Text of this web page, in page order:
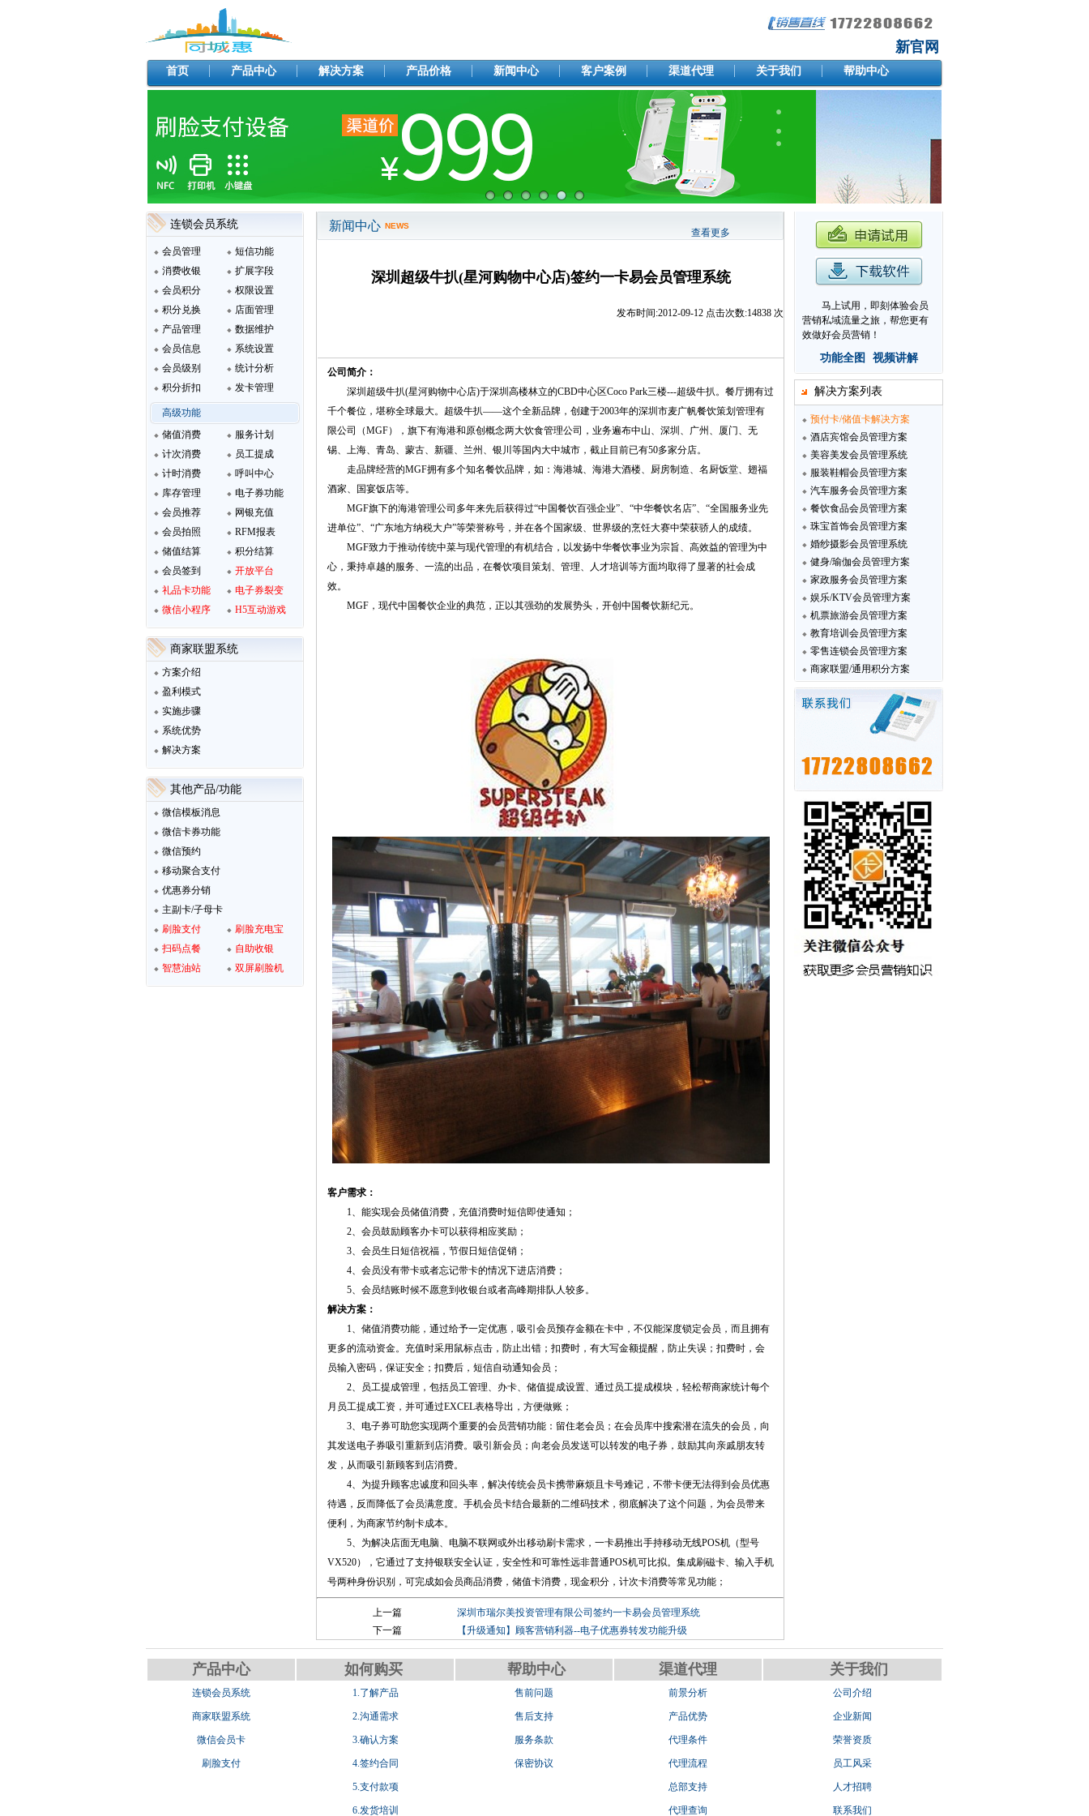
新官网
首页 产品中心 解决方案 产品价格 新闻中心 客户案例 渠道代理 关于我们 帮助中心
连锁会员系统
会员管理
消费收银
会员积分
积分兑换
产品管理
会员信息
会员级别
积分折扣
短信功能
扩展字段
权限设置
店面管理
数据维护
系统设置
统计分析
发卡管理
高级功能
储值消费
计次消费
计时消费
库存管理
会员推荐
会员拍照
储值结算
会员签到
礼品卡功能
微信小程序
服务计划
员工提成
呼叫中心
电子券功能
网银充值
RFM报表
积分结算
开放平台
电子券裂变
H5互动游戏
商家联盟系统
方案介绍
盈利模式
实施步骤
系统优势
解决方案
其他产品/功能
微信模板消息
微信卡券功能
微信预约
移动聚合支付
优惠券分销
主副卡/子母卡
刷脸支付
扫码点餐
智慧油站
刷脸充电宝
自助收银
双屏刷脸机
新闻中心 NEWS
查看更多
深圳超级牛扒(星河购物中心店)签约一卡易会员管理系统
发布时间:2012-09-12 点击次数:14838 次
公司简介：
深圳超级牛扒(星河购物中心店)于深圳高楼林立的CBD中心区Coco Park三楼---超级牛扒。餐厅拥有过
千个餐位，堪称全球最大。超级牛扒——这个全新品牌，创建于2003年的深圳市麦广帆餐饮策划管理有
限公司（MGF），旗下有海港和原创概念两大饮食管理公司，业务遍布中山、深圳、广州、厦门、无
锡、上海、青岛、蒙古、新疆、兰州、银川等国内大中城市，截止目前已有50多家分店。
走品牌经营的MGF拥有多个知名餐饮品牌，如：海港城、海港大酒楼、厨房制造、名厨饭堂、翅福
酒家、国宴饭店等。
MGF旗下的海港管理公司多年来先后获得过“中国餐饮百强企业”、“中华餐饮名店”、“全国服务业先
进单位”、“广东地方纳税大户”等荣誉称号，并在各个国家级、世界级的烹饪大赛中荣获骄人的成绩。
MGF致力于推动传统中菜与现代管理的有机结合，以发扬中华餐饮事业为宗旨、高效益的管理为中
心，秉持卓越的服务、一流的出品，在餐饮项目策划、管理、人才培训等方面均取得了显著的社会成
效。
MGF，现代中国餐饮企业的典范，正以其强劲的发展势头，开创中国餐饮新纪元。
客户需求：
1、能实现会员储值消费，充值消费时短信即使通知；
2、会员鼓励顾客办卡可以获得相应奖励；
3、会员生日短信祝福，节假日短信促销；
4、会员没有带卡或者忘记带卡的情况下进店消费；
5、会员结账时候不愿意到收银台或者高峰期排队人较多。
解决方案：
1、储值消费功能，通过给予一定优惠，吸引会员预存金额在卡中，不仅能深度锁定会员，而且拥有
更多的流动资金。充值时采用鼠标点击，防止出错；扣费时，有大写金额提醒，防止失误；扣费时，会
员输入密码，保证安全；扣费后，短信自动通知会员；
2、员工提成管理，包括员工管理、办卡、储值提成设置、通过员工提成模块，轻松帮商家统计每个
月员工提成工资，并可通过EXCEL表格导出，方便做账；
3、电子券可助您实现两个重要的会员营销功能：留住老会员；在会员库中搜索潜在流失的会员，向
其发送电子券吸引重新到店消费。吸引新会员；向老会员发送可以转发的电子券，鼓励其向亲戚朋友转
发，从而吸引新顾客到店消费。
4、为提升顾客忠诚度和回头率，解决传统会员卡携带麻烦且卡号难记，不带卡便无法得到会员优惠
待遇，反而降低了会员满意度。手机会员卡结合最新的二维码技术，彻底解决了这个问题，为会员带来
便利，为商家节约制卡成本。
5、为解决店面无电脑、电脑不联网或外出移动刷卡需求，一卡易推出手持移动无线POS机（型号
VX520），它通过了支持银联安全认证，安全性和可靠性远非普通POS机可比拟。集成刷磁卡、输入手机
号两种身份识别，可完成如会员商品消费，储值卡消费，现金积分，计次卡消费等常见功能；
上一篇
深圳市瑞尔美投资管理有限公司签约一卡易会员管理系统
下一篇
【升级通知】顾客营销利器--电子优惠券转发功能升级
马上试用，即刻体验会员
营销私域流量之旅，帮您更有
效做好会员营销！
功能全图 视频讲解
解决方案列表
预付卡/储值卡解决方案
酒店宾馆会员管理方案
美容美发会员管理系统
服装鞋帽会员管理方案
汽车服务会员管理方案
餐饮食品会员管理方案
珠宝首饰会员管理方案
婚纱摄影会员管理系统
健身/瑜伽会员管理方案
家政服务会员管理方案
娱乐/KTV会员管理方案
机票旅游会员管理方案
教育培训会员管理方案
零售连锁会员管理方案
商家联盟/通用积分方案
产品中心 如何购买 帮助中心 渠道代理 关于我们
连锁会员系统 1.了解产品 售前问题 前景分析 公司介绍
商家联盟系统 2.沟通需求 售后支持 产品优势 企业新闻
微信会员卡 3.确认方案 服务条款 代理条件 荣誉资质
刷脸支付 4.签约合同 保密协议 代理流程 员工风采
5.支付款项 总部支持 人才招聘
6.发货培训 代理查询 联系我们